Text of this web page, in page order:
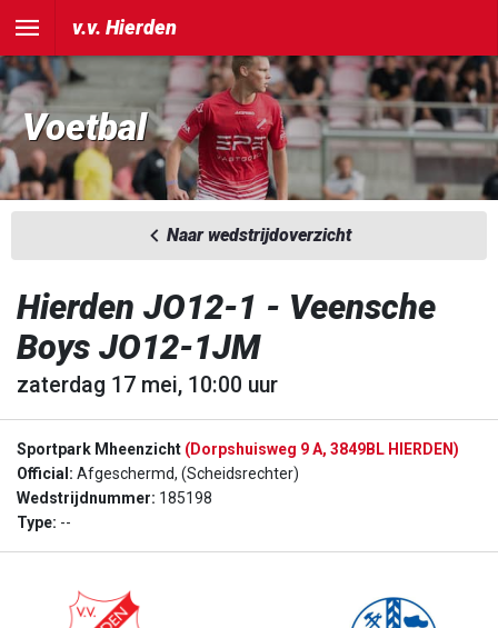
v.v. Hierden
Voetbal
Naar wedstrijdoverzicht
Hierden JO12-1 - Veensche
Boys JO12-1JM
zaterdag 17 mei, 10:00 uur
Sportpark Mheenzicht (Dorpshuisweg 9 A, 3849BL HIERDEN)
Official: Afgeschermd, (Scheidsrechter)
Wedstrijdnummer: 185198
Type: --